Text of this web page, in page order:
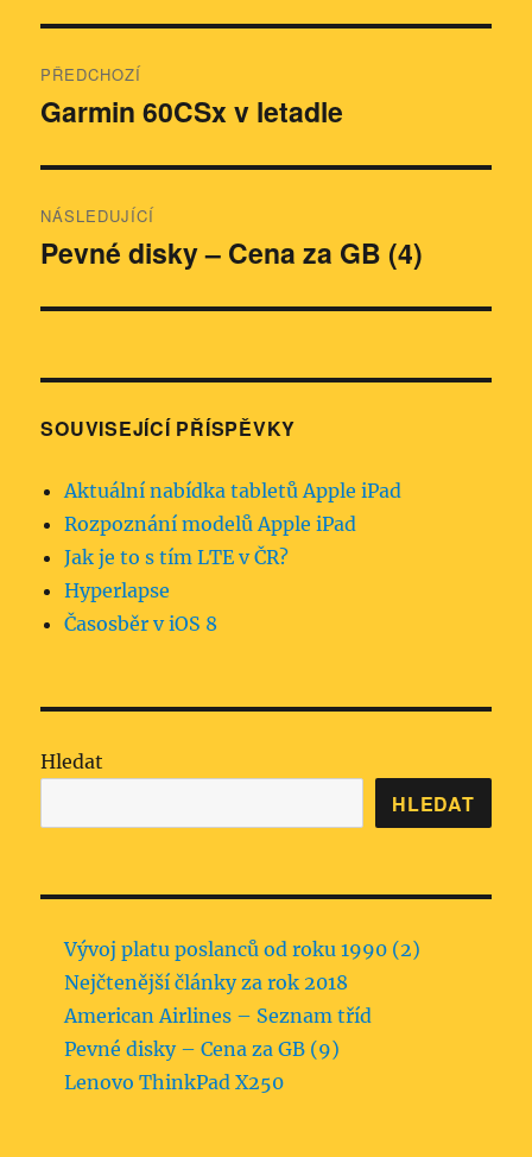
pro
PŘEDCHOZÍ
Předchozí
Garmin 60CSx v letadle
NÁSLEDUJÍCÍ
Následující
Pevné disky – Cena za GB (4)
SOUVISEJÍCÍ PŘÍSPĚVKY
Aktuální nabídka tabletů Apple iPad
Rozpoznání modelů Apple iPad
Jak je to s tím LTE v ČR?
Hyperlapse
Časosběr v iOS 8
Hledat
HLEDAT
Vývoj platu poslanců od roku 1990 (2)
Nejčtenější články za rok 2018
American Airlines – Seznam tříd
Pevné disky – Cena za GB (9)
Lenovo ThinkPad X250